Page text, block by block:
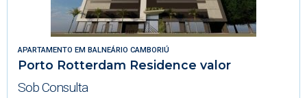
APARTAMENTO EM BALNEÁRIO CAMBORIÚ
Porto Rotterdam Residence valor
Sob Consulta